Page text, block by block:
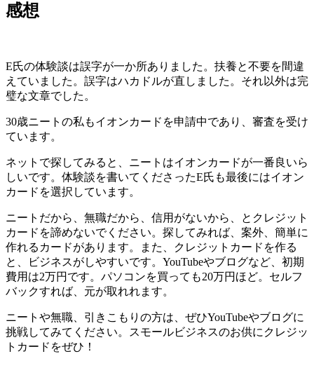
感想
E氏の体験談は誤字が一か所ありました。 扶養と不要を間違
えていました。誤字はハカドルが直しました。それ以外は完
璧な文章でした。
30歳ニートの私もイオンカードを申請中であり、審査を受け
ています。
ネットで探してみると、ニートはイオンカードが一番良いら
しいです。体験談を書いてくださったE氏も最後にはイオン
カードを選択しています。
ニートだから、無職だから、信用がないから、とクレジット
カードを諦めないでください。探してみれば、案外、簡単に
作れるカードがあります。また、クレジットカードを作る
と、ビジネスがしやすいです。YouTubeやブログなど、初期
費用は2万円です。パソコンを買っても20万円ほど。セルフ
バックすれば、元が取れれます。
ニートや無職、引きこもりの方は、ぜひYouTubeやブログに
挑戦してみてください。
スモールビジネスのお供にクレジッ
トカードをぜひ！